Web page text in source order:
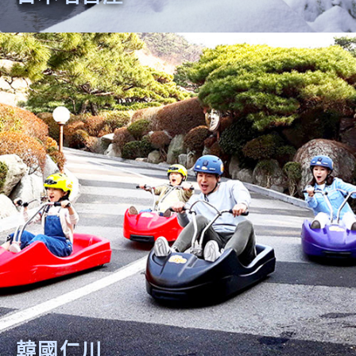
日本名古屋